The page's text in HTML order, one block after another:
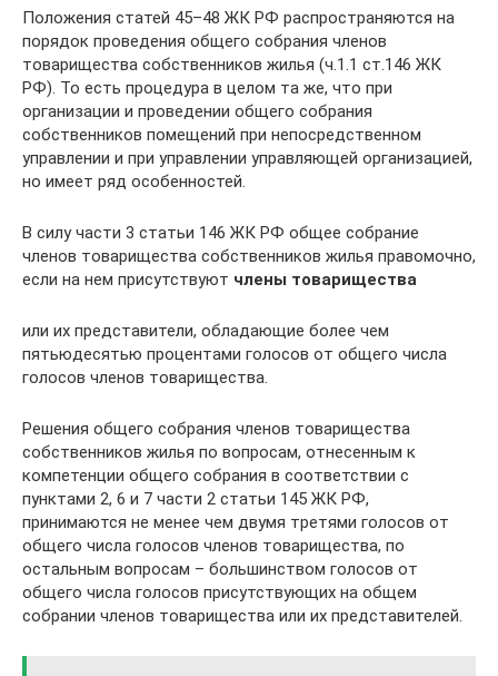
Положения статей 45–48 ЖК РФ распространяются на
порядок проведения общего собрания членов
товарищества собственников жилья (ч.1.1 ст.146 ЖК
РФ). То есть процедура в целом та же, что при
организации и проведении общего собрания
собственников помещений при непосредственном
управлении и при управлении управляющей организацией,
но имеет ряд особенностей.
В силу части 3 статьи 146 ЖК РФ общее собрание
членов товарищества собственников жилья правомочно,
если на нем присутствуют члены товарищества
или их представители, обладающие более чем
пятьюдесятью процентами голосов от общего числа
голосов членов товарищества.
Решения общего собрания членов товарищества
собственников жилья по вопросам, отнесенным к
компетенции общего собрания в соответствии с
пунктами 2, 6 и 7 части 2 статьи 145 ЖК РФ,
принимаются не менее чем двумя третями голосов от
общего числа голосов членов товарищества, по
остальным вопросам – большинством голосов от
общего числа голосов присутствующих на общем
собрании членов товарищества или их представителей.